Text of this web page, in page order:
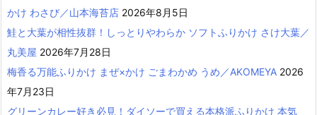
かけ わさび／山本海苔店 2026年8月5日
鮭と大葉が相性抜群！しっとりやわらか ソフトふりかけ さけ大葉／
丸美屋 2026年7月28日
梅香る万能ふりかけ まぜ×かけ ごまわかめ うめ／AKOMEYA 2026
年7月23日
グリーンカレー好き必見！ダイソーで買える本格派ふりかけ 本気